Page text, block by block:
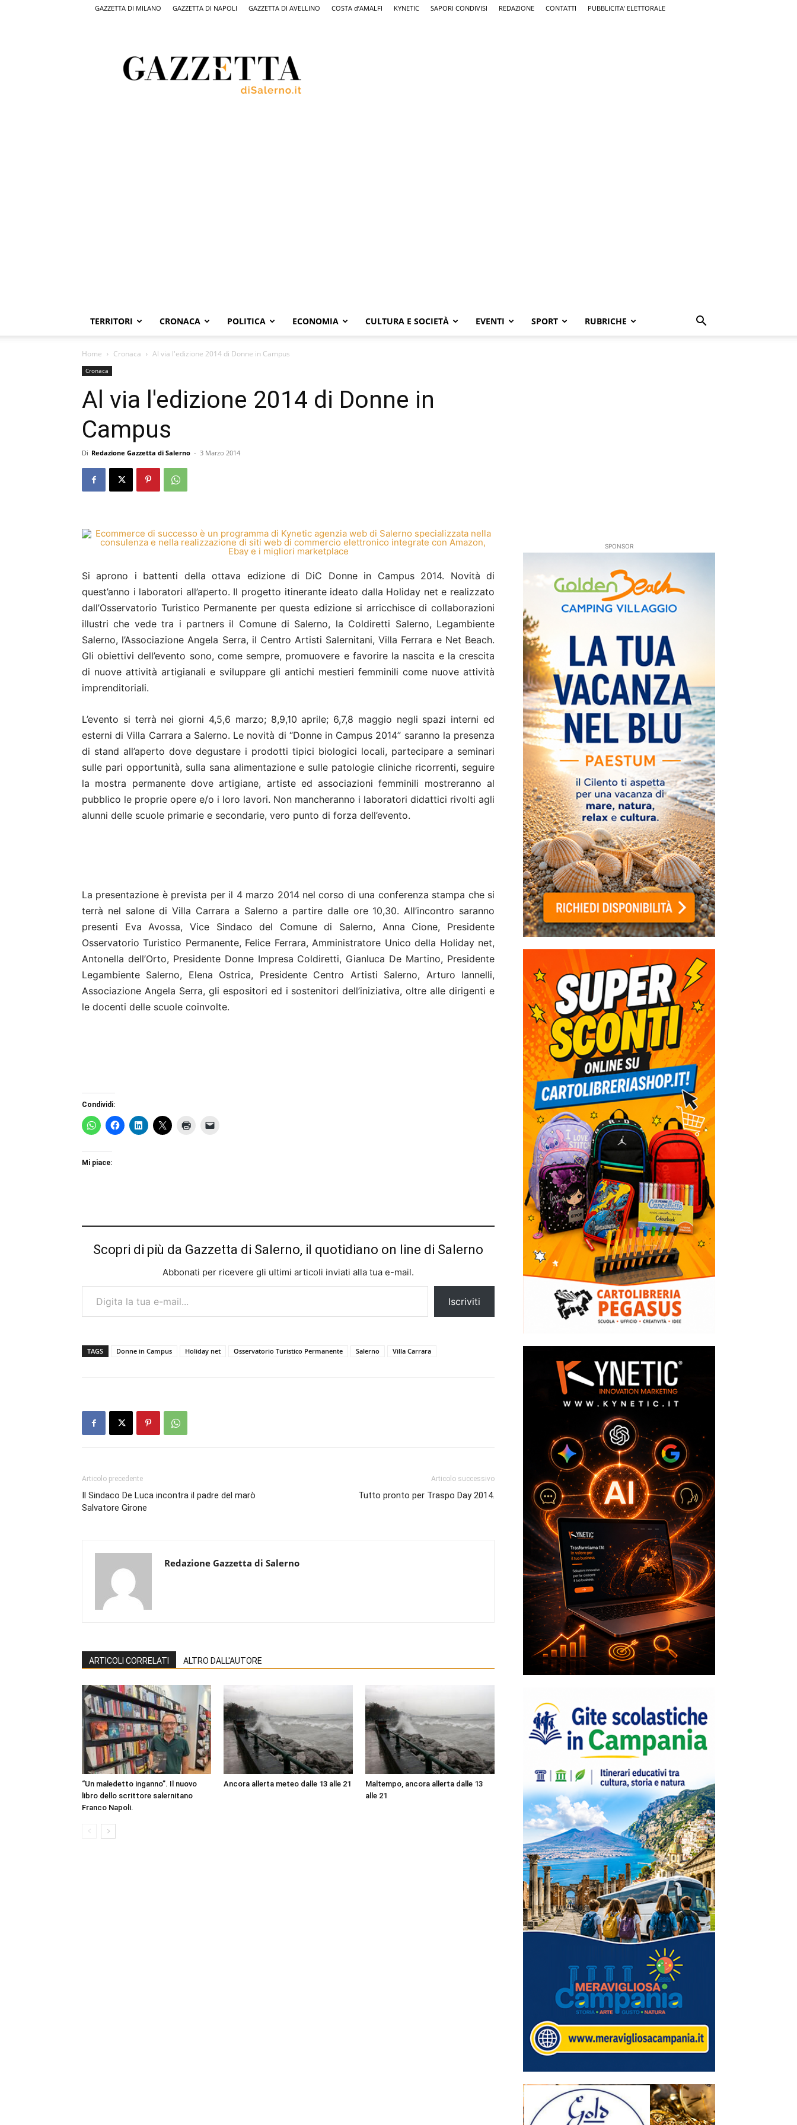
GAZZETTA DI MILANO GAZZETTA DI NAPOLI GAZZETTA DI AVELLINO COSTA d’AMALFI KYNETIC SAPORI CONDIVISI REDAZIONE CONTATTI PUBBLICITA’ ELETTORALE
Salerno,
il
quotidiano
TERRITORI CRONACA POLITICA ECONOMIA CULTURA E SOCIETÀ EVENTI SPORT RUBRICHE
Home Cronaca Al via l'edizione 2014 di Donne in Campus
Cronaca
Al via l'edizione 2014 di Donne in
Campus
Di Redazione Gazzetta di Salerno - 3 Marzo 2014
Si aprono i battenti della ottava edizione di DiC Donne in Campus 2014. Novità di
quest’anno i laboratori all’aperto. Il progetto itinerante ideato dalla Holiday net e realizzato
dall’Osservatorio Turistico Permanente per questa edizione si arricchisce di collaborazioni
illustri che vede tra i partners il Comune di Salerno, la Coldiretti Salerno, Legambiente
Salerno, l’Associazione Angela Serra, il Centro Artisti Salernitani, Villa Ferrara e Net Beach.
Gli obiettivi dell’evento sono, come sempre, promuovere e favorire la nascita e la crescita
di nuove attività artigianali e sviluppare gli antichi mestieri femminili come nuove attività
imprenditoriali.
L’evento si terrà nei giorni 4,5,6 marzo; 8,9,10 aprile; 6,7,8 maggio negli spazi interni ed
esterni di Villa Carrara a Salerno. Le novità di “Donne in Campus 2014” saranno la presenza
di stand all’aperto dove degustare i prodotti tipici biologici locali, partecipare a seminari
sulle pari opportunità, sulla sana alimentazione e sulle patologie cliniche ricorrenti, seguire
la mostra permanente dove artigiane, artiste ed associazioni femminili mostreranno al
pubblico le proprie opere e/o i loro lavori. Non mancheranno i laboratori didattici rivolti agli
alunni delle scuole primarie e secondarie, vero punto di forza dell’evento.
La presentazione è prevista per il 4 marzo 2014 nel corso di una conferenza stampa che si
terrà nel salone di Villa Carrara a Salerno a partire dalle ore 10,30. All’incontro saranno
presenti Eva Avossa, Vice Sindaco del Comune di Salerno, Anna Cione, Presidente
Osservatorio Turistico Permanente, Felice Ferrara, Amministratore Unico della Holiday net,
Antonella dell’Orto, Presidente Donne Impresa Coldiretti, Gianluca De Martino, Presidente
Legambiente Salerno, Elena Ostrica, Presidente Centro Artisti Salerno, Arturo Iannelli,
Associazione Angela Serra, gli espositori ed i sostenitori dell’iniziativa, oltre alle dirigenti e
le docenti delle scuole coinvolte.
Condividi:
Mi piace:
Scopri di più da Gazzetta di Salerno, il quotidiano on line di Salerno
Abbonati per ricevere gli ultimi articoli inviati alla tua e-mail.
Digita la tua e-mail...
Iscriviti
TAGS Donne in Campus Holiday net Osservatorio Turistico Permanente Salerno Villa Carrara
Articolo precedente
Il Sindaco De Luca incontra il padre del marò
Salvatore Girone
Articolo successivo
Tutto pronto per Traspo Day 2014.
Redazione Gazzetta di Salerno
ARTICOLI CORRELATI ALTRO DALL'AUTORE
“Un maledetto inganno”. Il nuovo
libro dello scrittore salernitano
Franco Napoli.
Ancora allerta meteo dalle 13 alle 21
Maltempo, ancora allerta dalle 13
alle 21
SPONSOR